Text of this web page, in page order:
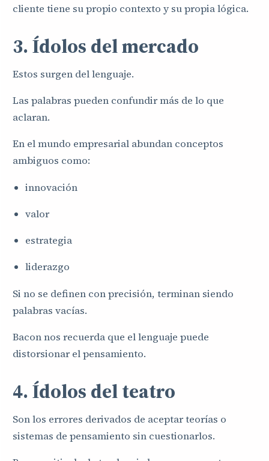
cliente tiene su propio contexto y su propia lógica.
3. Ídolos del mercado
Estos surgen del lenguaje.
Las palabras pueden confundir más de lo que
aclaran.
En el mundo empresarial abundan conceptos
ambiguos como:
innovación
valor
estrategia
liderazgo
Si no se definen con precisión, terminan siendo
palabras vacías.
Bacon nos recuerda que el lenguaje puede
distorsionar el pensamiento.
4. Ídolos del teatro
Son los errores derivados de aceptar teorías o
sistemas de pensamiento sin cuestionarlos.